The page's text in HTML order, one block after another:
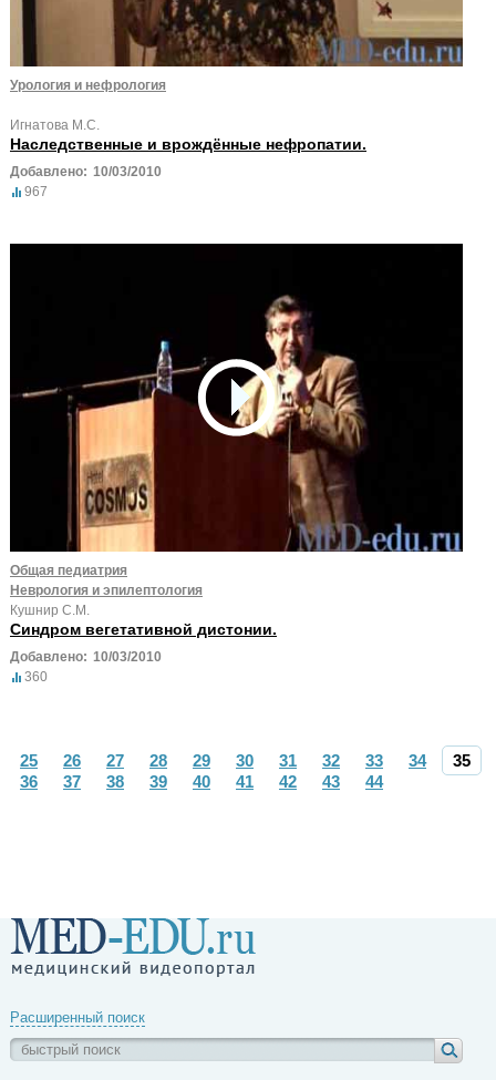
Урология и нефрология
Игнатова М.С.
Наследственные и врождённые нефропатии.
Добавлено: 10/03/2010
967
Общая педиатрия
Неврология и эпилептология
Кушнир С.М.
Синдром вегетативной дистонии.
Добавлено: 10/03/2010
360
25 26 27 28 29 30 31 32 33 34
35
36
37 38 39 40 41 42 43 44
Расширенный поиск